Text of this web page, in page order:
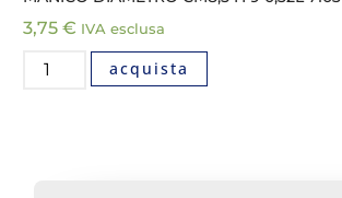
3,75 € IVA esclusa
acquista